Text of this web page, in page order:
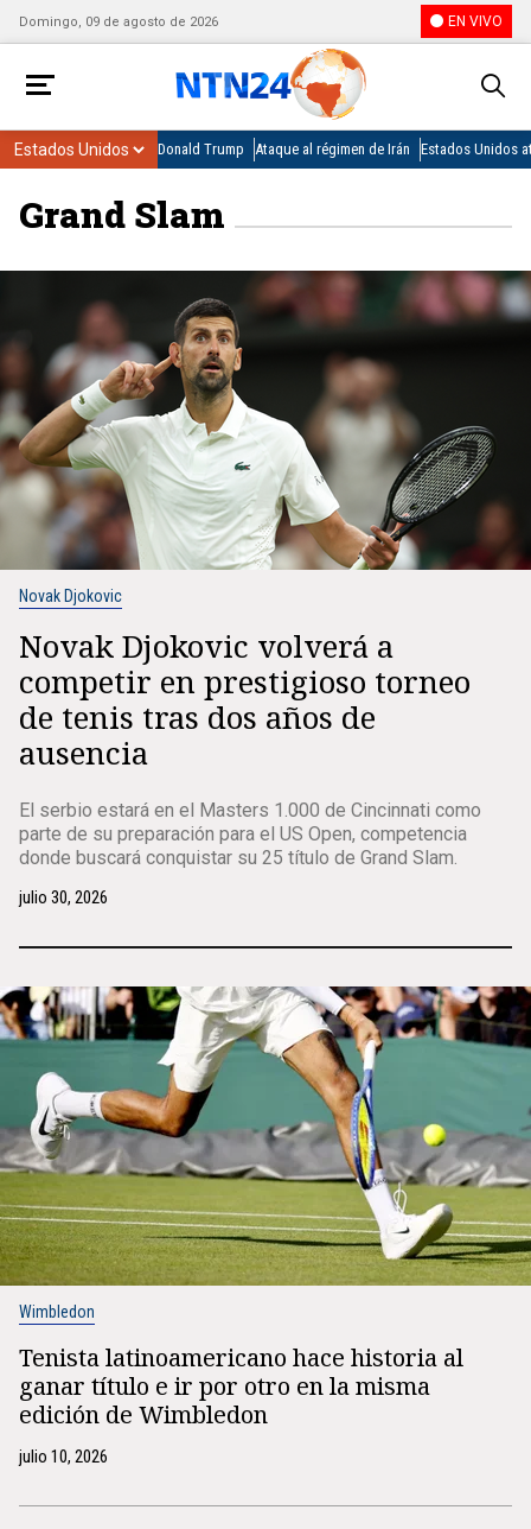
Domingo, 09 de agosto de 2026 EN VIVO
Donald Trump Ataque al régimen de Irán Estados Unidos
Grand Slam
Novak Djokovic
Novak Djokovic volverá a
competir en prestigioso torneo
de tenis tras dos años de
ausencia
El serbio estará en el Masters 1.000 de Cincinnati como
parte de su preparación para el US Open, competencia
donde buscará conquistar su 25 título de Grand Slam.
julio 30, 2026
Wimbledon
Tenista latinoamericano hace historia al
ganar título e ir por otro en la misma
edición de Wimbledon
julio 10, 2026